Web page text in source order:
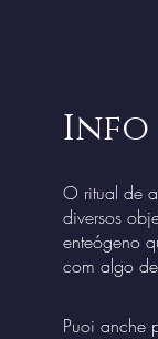
Info
O ritual de
diversos
enteógeno
com algo
Puoi anche